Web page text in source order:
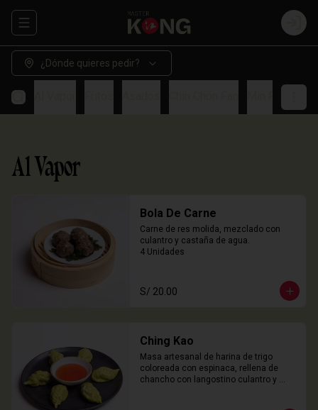
Abrir menu de navegación Login
¿Dónde quieres pedir?
Al Vapor
Bola De Carne
Carne de res molida, mezclado con
culantro y castaña de agua.
4 Unidades
S/ 20.00
Ching Kao
Masa artesanal de harina de trigo
coloreada con espinaca, rellena de
chancho con langostino culantro y